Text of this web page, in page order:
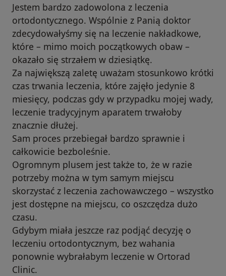
Jestem bardzo zadowolona z leczenia
ortodontycznego. Wspólnie z Panią doktor
zdecydowałyśmy się na leczenie nakładkowe,
które – mimo moich początkowych obaw –
okazało się strzałem w dziesiątkę.
Za największą zaletę uważam stosunkowo krótki
czas trwania leczenia, które zajęło jedynie 8
miesięcy, podczas gdy w przypadku mojej wady,
leczenie tradycyjnym aparatem trwałoby
znacznie dłużej.
Sam proces przebiegał bardzo sprawnie i
całkowicie bezboleśnie.
Ogromnym plusem jest także to, że w razie
potrzeby można w tym samym miejscu
skorzystać z leczenia zachowawczego – wszystko
jest dostępne na miejscu, co oszczędza dużo
czasu.
Gdybym miała jeszcze raz podjąć decyzję o
leczeniu ortodontycznym, bez wahania
ponownie wybrałabym leczenie w Ortorad
Clinic.